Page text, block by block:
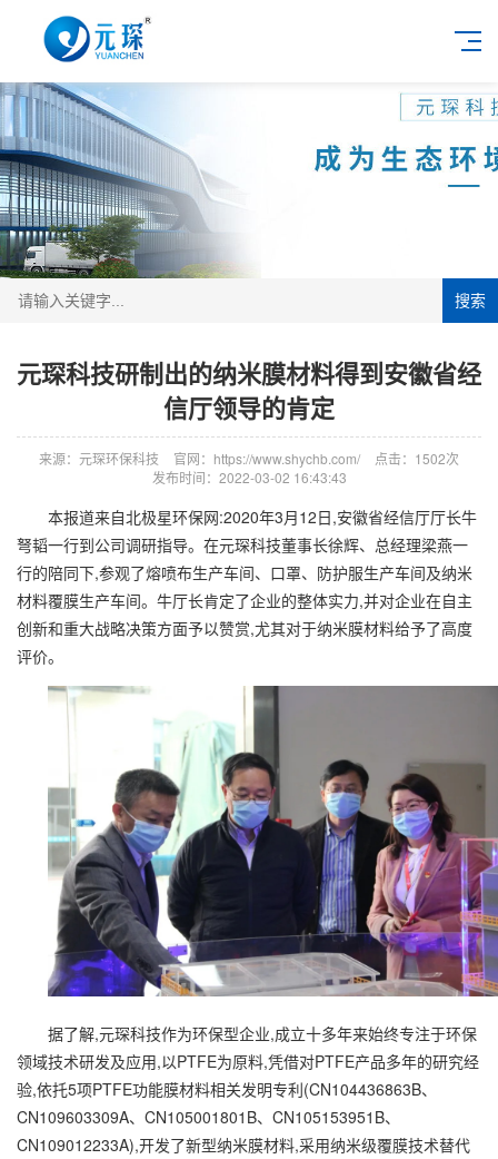
搜索
元琛科技研制出的纳米膜材料得到安徽省经
信厅领导的肯定
来源：元琛环保科技 官网：https://www.shychb.com/
点击：1502次
发布时间：2022-03-02 16:43:43
本报道来自北极星环保网:2020年3月12日,安徽省经信厅厅长牛
弩韬一行到公司调研指导。在元琛科技董事长徐辉、总经理梁燕一
行的陪同下,参观了熔喷布生产车间、口罩、防护服生产车间及纳米
材料覆膜生产车间。牛厅长肯定了企业的整体实力,并对企业在自主
创新和重大战略决策方面予以赞赏,尤其对于纳米膜材料给予了高度
评价。
据了解,元琛科技作为环保型企业,成立十多年来始终专注于环保
领域技术研发及应用,以PTFE为原料,凭借对PTFE产品多年的研究经
验,依托5项PTFE功能膜材料相关发明专利(CN104436863B、
CN109603309A、CN105001801B、CN105153951B、
CN109012233A),开发了新型纳米膜材料,采用纳米级覆膜技术替代